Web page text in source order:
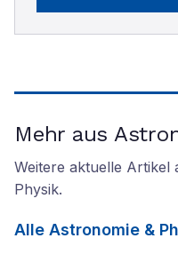
Mehr aus
Weitere aktuelle Artikel
Physik.
Alle Astronomie &